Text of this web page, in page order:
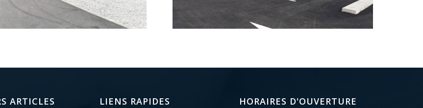
ARTICLES LIENS RAPIDES HORAIRES D'OUVERTURE